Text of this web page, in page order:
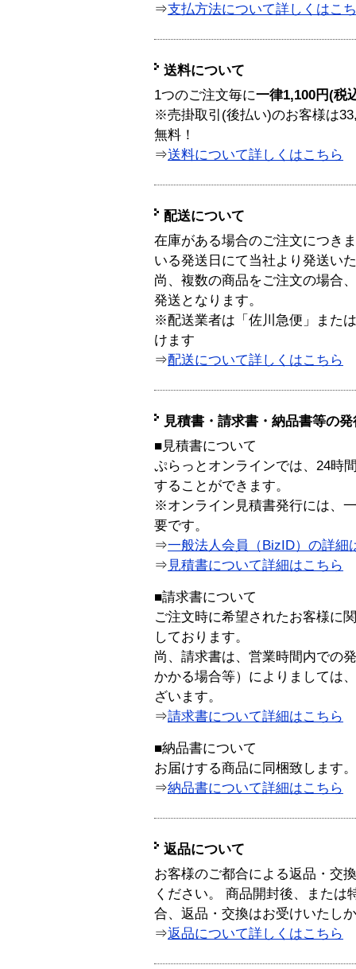
⇒支払方法について詳しくはこ
送料について
1つのご注文毎に一律1,100円(税
※売掛取引(後払い)のお客様は
無料！
⇒送料について詳しくはこちら
配送について
在庫がある場合のご注文につき
いる発送日にて当社より発送い
尚、複数の商品をご注文の場合
発送となります。
※配送業者は「佐川急便」また
けます
⇒配送について詳しくはこちら
見積書・請求書・納品書等の
■見積書について
ぷらっとオンラインでは、24時
することができます。
※オンライン見積書発行には、
要です。
⇒一般法人会員（BizID）の詳細
⇒ 見積書について詳細はこちら
■請求書について
ご注文時に希望されたお客様に
しております。
尚、請求書は、営業時間内での
かかる場合等）によりましては
ざいます。
⇒請求書について詳細はこちら
■納品書について
お届けする商品に同梱致します。
⇒納品書について詳細はこちら
返品について
お客様のご都合による返品・交
ください。 商品開封後、または
合、返品・交換はお受けいたし
⇒返品について詳しくはこちら